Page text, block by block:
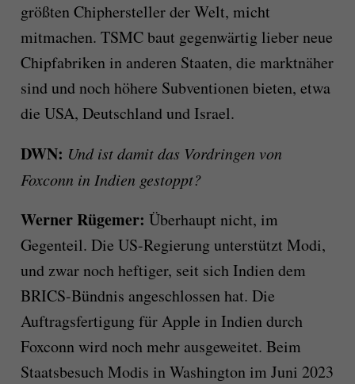
größten Chiphersteller der Welt, micht
mitmachen. TSMC baut gegenwärtig lieber neue
Chipfabriken in anderen Staaten, die marktnäher
sind und noch höhere Subventionen bieten, etwa
die USA, Deutschland und Israel.
DWN: Und ist damit das Vordringen von
Foxconn in Indien gestoppt?
Werner Rügemer: Überhaupt nicht, im
Gegenteil. Die US-Regierung unterstützt Modi,
und zwar noch heftiger, seit sich Indien dem
BRICS-Bündnis angeschlossen hat. Die
Auftragsfertigung für Apple in Indien durch
Foxconn wird noch mehr ausgeweitet. Beim
Staatsbesuch Modis in Washington im Juni 2023